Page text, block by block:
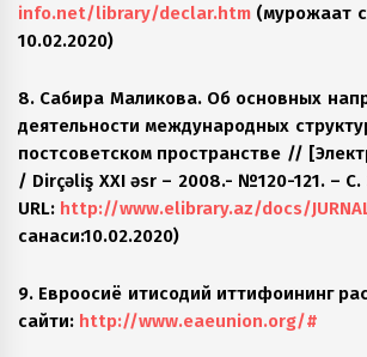
info.net/library/declar.htm (мурожаат
10.02.2020)
8. Сабира Маликова. Об основных
деятельности международных
постсоветском пространстве //
/ Dirçəliş XXI əsr – 2008.- №120-121. – C.
URL: http://www.elibrary.az/docs/
санаси:10.02.2020)
9. Евроосиё иқтисодий иттифоқининг
сайти: http://www.eaeunion.org/#